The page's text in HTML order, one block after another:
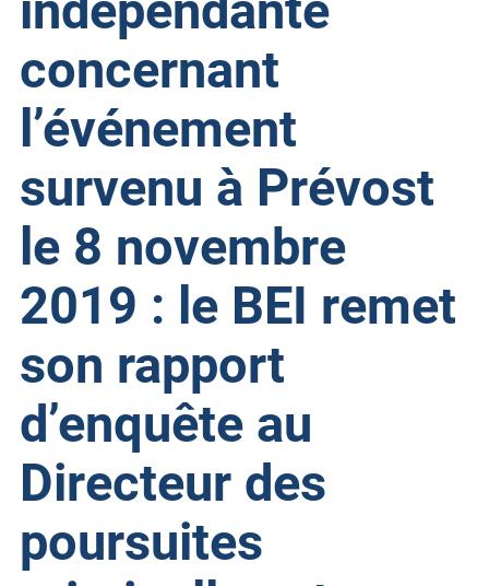
concernant
l’événement
survenu à Prévost
le 8 novembre
2019 : le BEI remet
son rapport
d’enquête au
Directeur des
poursuites